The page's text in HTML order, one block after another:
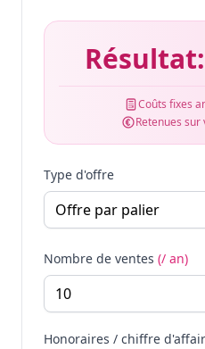
Résultat:
Coûts fixes
Retenues sur
Type d'offre
Nombre de ventes (/ an)
Honoraires / chiffre